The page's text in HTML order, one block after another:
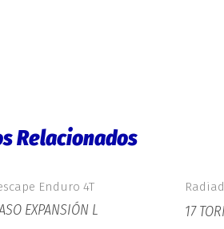
Relacionados
Enduro 4T
EXPANSIÓN L
17